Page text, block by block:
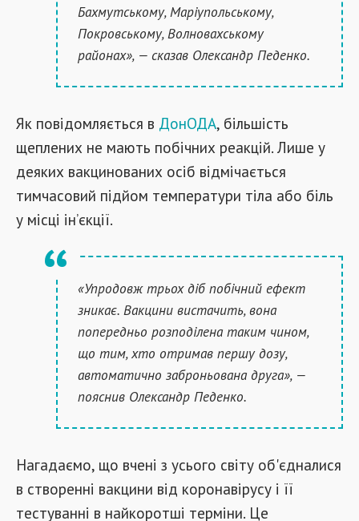
Бахмутському, Маріупольському,
Покровському, Волновахському
районах», — сказав Олександр Педенко.
Як повідомляється в ДонОДА, більшість
щеплених не мають побічних реакцій. Лише у
деяких вакцинованих осіб відмічається
тимчасовий підйом температури тіла або біль
у місці ін’єкції.
«Упродовж трьох діб побічний ефект
зникає. Вакцини вистачить, вона
попередньо розподілена таким чином,
що тим, хто отримав першу дозу,
автоматично заброньована друга», —
пояснив Олександр Педенко.
Нагадаємо, що вчені з усього світу об'єдналися
в створенні вакцини від коронавірусу і її
тестуванні в найкоротші терміни. Це